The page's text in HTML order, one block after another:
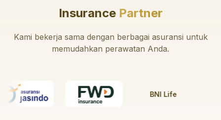
InsurancePartner
Kami bekerja sama dengan berbagai asuransi untuk
memudahkan perawatan Anda.
BNI Life